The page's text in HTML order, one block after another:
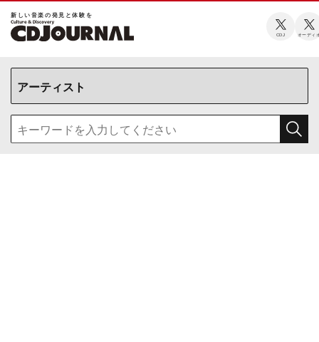
新しい⾳楽の発⾒と体験を
CDJ オーディ